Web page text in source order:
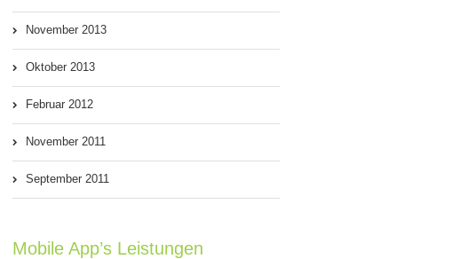
November 2013
Oktober 2013
Februar 2012
November 2011
September 2011
Mobile App’s Leistungen